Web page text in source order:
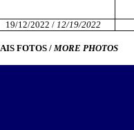
19/12/2022 / 12/19/2022
FOTOS / MORE PHOTOS